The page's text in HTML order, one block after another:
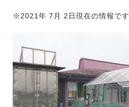
※2021年 7月 2日現在の情報です